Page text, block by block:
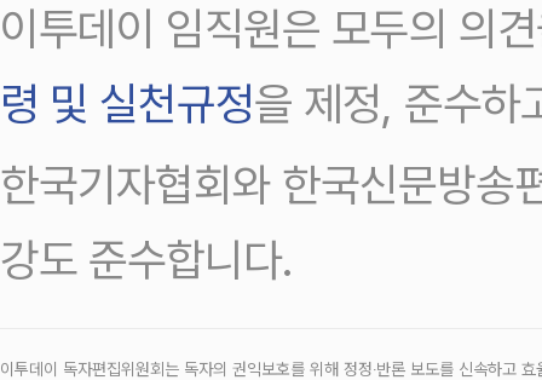
이투데이 임직원은 모두의 의
령 및 실천규정을 제정, 준수하
한국기자협회와 한국신문방송
강도 준수합니다.
이투데이 독자편집위원회는 독자의 권익보호를 위해 정정‧반론 보도를 신속하고